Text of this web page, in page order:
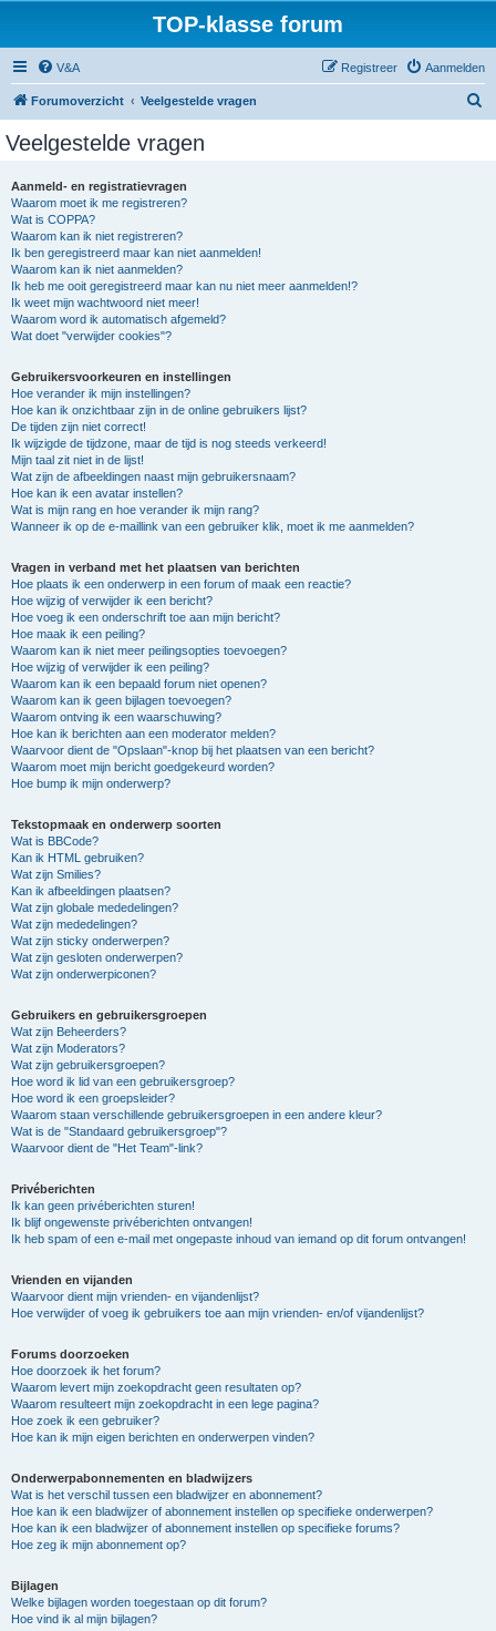
TOP-klasse forum
V&A Aanmelden
Registreer
Forumoverzicht Veelgestelde vragen
Veelgestelde vragen
Aanmeld- en registratievragen
Waarom moet ik me registreren?
Wat is COPPA?
Waarom kan ik niet registreren?
Ik ben geregistreerd maar kan niet aanmelden!
Waarom kan ik niet aanmelden?
Ik heb me ooit geregistreerd maar kan nu niet meer aanmelden!?
Ik weet mijn wachtwoord niet meer!
Waarom word ik automatisch afgemeld?
Wat doet "verwijder cookies"?
Gebruikersvoorkeuren en instellingen
Hoe verander ik mijn instellingen?
Hoe kan ik onzichtbaar zijn in de online gebruikers lijst?
De tijden zijn niet correct!
Ik wijzigde de tijdzone, maar de tijd is nog steeds verkeerd!
Mijn taal zit niet in de lijst!
Wat zijn de afbeeldingen naast mijn gebruikersnaam?
Hoe kan ik een avatar instellen?
Wat is mijn rang en hoe verander ik mijn rang?
Wanneer ik op de e-maillink van een gebruiker klik, moet ik me aanmelden?
Vragen in verband met het plaatsen van berichten
Hoe plaats ik een onderwerp in een forum of maak een reactie?
Hoe wijzig of verwijder ik een bericht?
Hoe voeg ik een onderschrift toe aan mijn bericht?
Hoe maak ik een peiling?
Waarom kan ik niet meer peilingsopties toevoegen?
Hoe wijzig of verwijder ik een peiling?
Waarom kan ik een bepaald forum niet openen?
Waarom kan ik geen bijlagen toevoegen?
Waarom ontving ik een waarschuwing?
Hoe kan ik berichten aan een moderator melden?
Waarvoor dient de "Opslaan"-knop bij het plaatsen van een bericht?
Waarom moet mijn bericht goedgekeurd worden?
Hoe bump ik mijn onderwerp?
Tekstopmaak en onderwerp soorten
Wat is BBCode?
Kan ik HTML gebruiken?
Wat zijn Smilies?
Kan ik afbeeldingen plaatsen?
Wat zijn globale mededelingen?
Wat zijn mededelingen?
Wat zijn sticky onderwerpen?
Wat zijn gesloten onderwerpen?
Wat zijn onderwerpiconen?
Gebruikers en gebruikersgroepen
Wat zijn Beheerders?
Wat zijn Moderators?
Wat zijn gebruikersgroepen?
Hoe word ik lid van een gebruikersgroep?
Hoe word ik een groepsleider?
Waarom staan verschillende gebruikersgroepen in een andere kleur?
Wat is de "Standaard gebruikersgroep"?
Waarvoor dient de "Het Team"-link?
Privéberichten
Ik kan geen privéberichten sturen!
Ik blijf ongewenste privéberichten ontvangen!
Ik heb spam of een e-mail met ongepaste inhoud van iemand op dit forum ontvangen!
Vrienden en vijanden
Waarvoor dient mijn vrienden- en vijandenlijst?
Hoe verwijder of voeg ik gebruikers toe aan mijn vrienden- en/of vijandenlijst?
Forums doorzoeken
Hoe doorzoek ik het forum?
Waarom levert mijn zoekopdracht geen resultaten op?
Waarom resulteert mijn zoekopdracht in een lege pagina?
Hoe zoek ik een gebruiker?
Hoe kan ik mijn eigen berichten en onderwerpen vinden?
Onderwerpabonnementen en bladwijzers
Wat is het verschil tussen een bladwijzer en abonnement?
Hoe kan ik een bladwijzer of abonnement instellen op specifieke onderwerpen?
Hoe kan ik een bladwijzer of abonnement instellen op specifieke forums?
Hoe zeg ik mijn abonnement op?
Bijlagen
Welke bijlagen worden toegestaan op dit forum?
Hoe vind ik al mijn bijlagen?